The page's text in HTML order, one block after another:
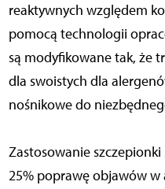
reaktywnych względem
pomocą technologii
są modyfikowane tak, że
dla swoistych dla
nośnikowe do
Zastosowanie
25% poprawę objawów w